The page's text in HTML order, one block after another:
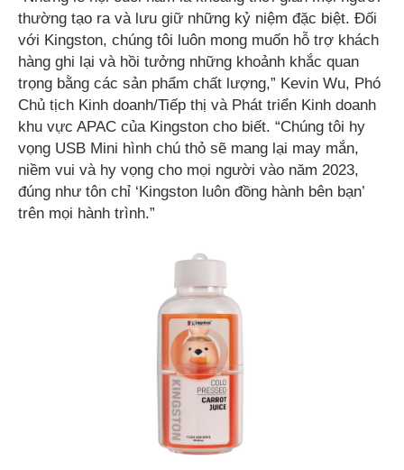
thường tạo ra và lưu giữ những kỷ niệm đặc biệt. Đối
với Kingston, chúng tôi luôn mong muốn hỗ trợ khách
hàng ghi lại và hồi tưởng những khoảnh khắc quan
trọng bằng các sản phẩm chất lượng,” Kevin Wu, Phó
Chủ tịch Kinh doanh/Tiếp thị và Phát triển Kinh doanh
khu vực APAC của Kingston cho biết. “Chúng tôi hy
vọng USB Mini hình chú thỏ sẽ mang lại may mắn,
niềm vui và hy vọng cho mọi người vào năm 2023,
đúng như tôn chỉ ‘Kingston luôn đồng hành bên bạn’
trên mọi hành trình.”